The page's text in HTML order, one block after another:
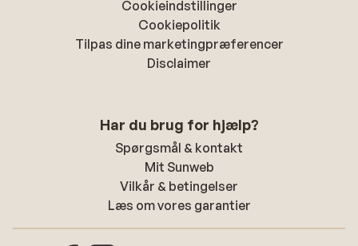
Cookieindstillinger
Cookiepolitik
Tilpas dine marketingpræferencer
Disclaimer
Har du brug for hjælp?
Spørgsmål & kontakt
Mit Sunweb
Vilkår & betingelser
Læs om vores garantier